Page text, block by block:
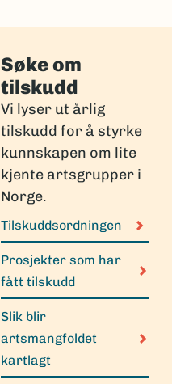
Søke om
tilskudd
Vi lyser ut årlig
tilskudd for å styrke
kunnskapen om lite
kjente artsgrupper i
Norge.
Tilskuddsordningen
Prosjekter som har
fått tilskudd
Slik blir
artsmangfoldet
kartlagt